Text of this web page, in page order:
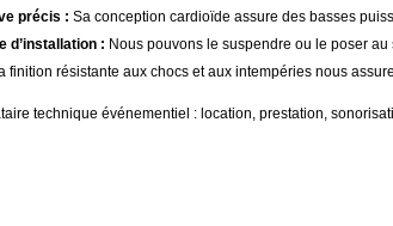
précis : Sa conception cardioïde assure des basses
d’installation : Nous pouvons le suspendre ou le poser
finition résistante aux chocs et aux intempéries nous
technique événementiel : location, prestation,